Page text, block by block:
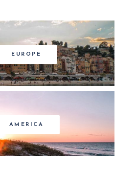
EUROPE
AMERICA